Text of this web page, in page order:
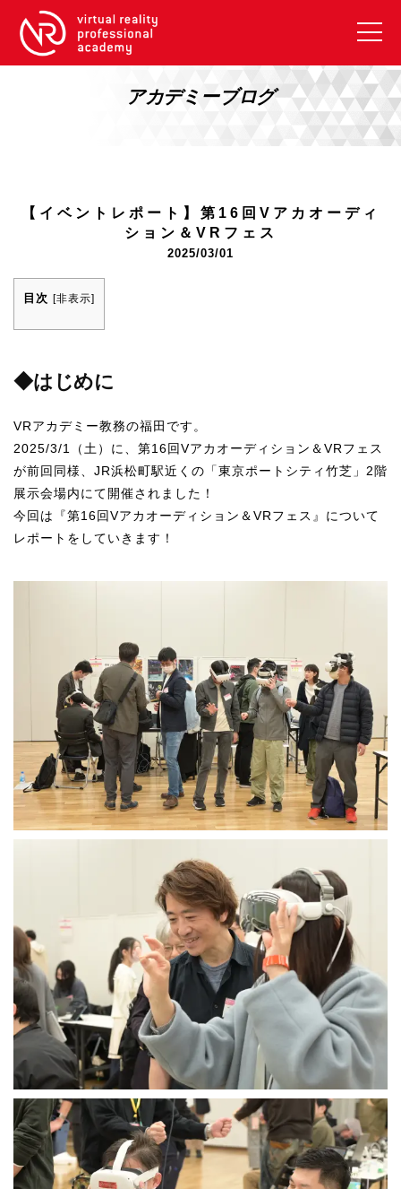
VRアカデミーとは
10周年キャンペーン
【2026年10月】ARエキスパートコース
【2026年10月】VRエキスパートコース
《SDGs》
入学案内
受講生紹介
イベント
《3DGS》
3DGSスキャンサービス
3DGS受託開発
3D Gaussian Splatting アプリ開発研修
3DGSニュース
超体験★販促システム『XR Showcase Hub』2025年4月発売
MR体験型研修プラットフォーム『LegacyLink XR』2025年10月
バーチャルイベントプラットフォーム『MetaLiveStage』2025年
3D空間キャプチャーアプリ『Qoocan』
開発中
製造現場を革新する！『XR Worksupport Hub』開発中
>XR Museum『Artlogue』開発中
《企業研修》
Unity研修
アカデミーブログ
【イベントレポート】第16回Vアカオーディ
ション＆VRフェス
2025/03/01
目次 [非表示]
◆はじめに
VRアカデミー教務の福田です。
2025/3/1（土）に、第16回Vアカオーディション＆VRフェス
が前回同様、JR浜松町駅近くの「東京ポートシティ竹芝」2階
展示会場内にて開催されました！
今回は『第16回Vアカオーディション＆ VRフェス』について
レポートをしていきます！